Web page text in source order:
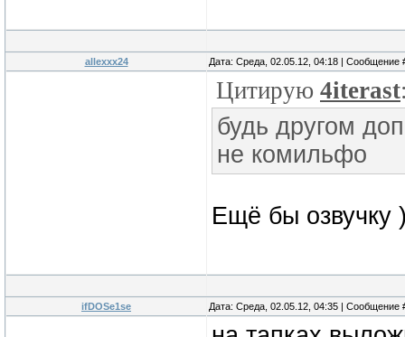
allexxx24 Дата: Среда, 02.05.12, 04:18 | Сообщение
Цитирую 4iterast
будь другом
не комильфо
Ещё бы озвучку
ifDOSe1se Дата: Среда, 02.05.12, 04:35 | Сообщение